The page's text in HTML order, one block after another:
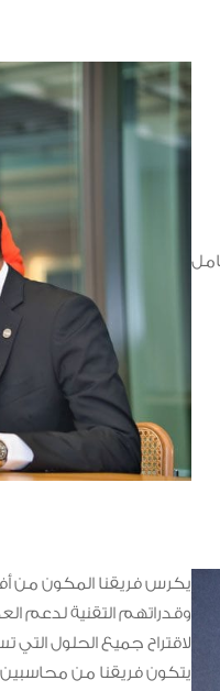
يكرس فريقنا المكون من
وقدراتهم التقنية لدعم
لاقتراح جميع الحلول
يتكون فريقنا من